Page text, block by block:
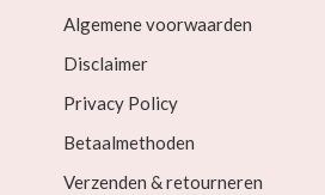
Algemene voorwaarden
Disclaimer
Privacy Policy
Betaalmethoden
Verzenden & retourneren